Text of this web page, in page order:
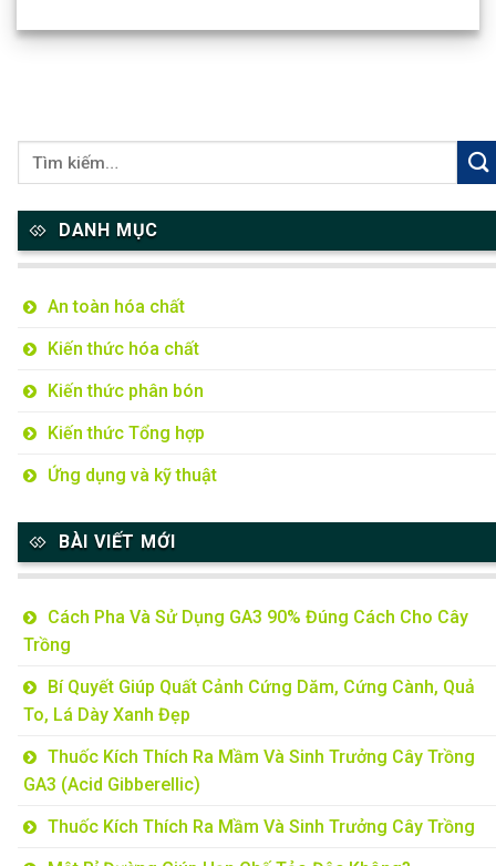
DANH MỤC
An toàn hóa chất
Kiến thức hóa chất
Kiến thức phân bón
Kiến thức Tổng hợp
Ứng dụng và kỹ thuật
BÀI VIẾT MỚI
Cách Pha Và Sử Dụng GA3 90% Đúng Cách Cho Cây
Trồng
Bí Quyết Giúp Quất Cảnh Cứng Dăm, Cứng Cành, Quả
To, Lá Dày Xanh Đẹp
Thuốc Kích Thích Ra Mầm Và Sinh Trưởng Cây Trồng
GA3 (Acid Gibberellic)
Thuốc Kích Thích Ra Mầm Và Sinh Trưởng Cây Trồng